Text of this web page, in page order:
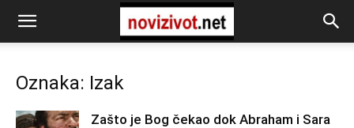
Oznaka: Izak
Zašto je Bog čekao dok Abraham i Sara